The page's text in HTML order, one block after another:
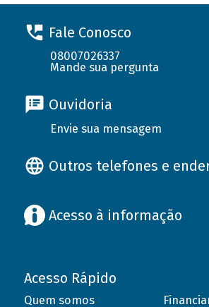
Fale Conosco
08007026337
Mande sua pergunta
Ouvidoria
Envie sua mensagem
Outros telefones e
Acesso à informação
Acesso Rápido
Quem somos